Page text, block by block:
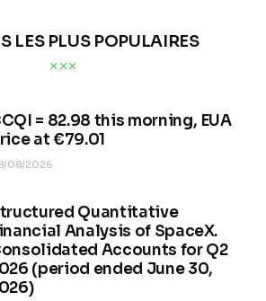
LES PLUS POPULAIRES
= 82.98 this morning, EUA
at €79.01
08/2026
Quantitative
Analysis of SpaceX.
Accounts for Q2
(period ended June 30,